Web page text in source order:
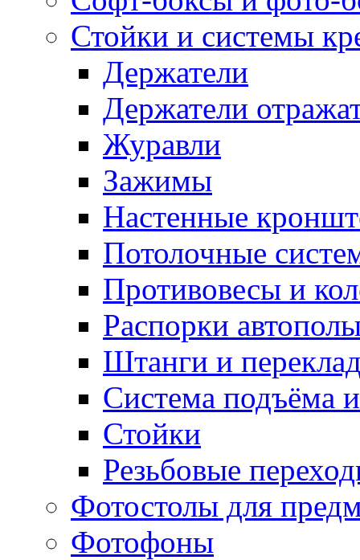
Стойки и системы
Держатели
Держатели
Журавли
Зажимы
Настенные
Потолочные
Противовесы и
Распорки
Штанги и
Система подъёма
Стойки
Резьбовые
Фотостолы для
Фотофоны